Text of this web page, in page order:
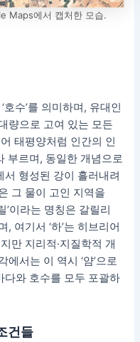
Maps에서 캡처한 모습.
량으로 고여 있는 모든
태평양처럼 인간의 인
부르며, 동일한 개념으로
서 형성된 강이 흘러내려
그 물이 고인 지역을
’이라는 명칭은 갈릴리
여기서 ‘하’는 히브리어
만 지리적·지질학적 개
서는 이 역시 ‘얌’으로
다와 호수를 모두 포괄하
건들